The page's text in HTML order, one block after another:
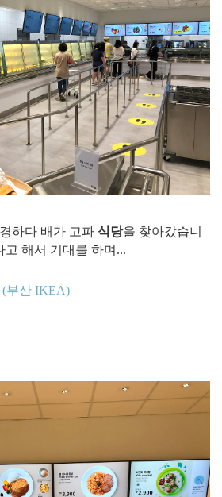
하다 배가 고파 식당을 찾아갔습니
고 해서 기대를 하며...
(부산 IKEA)